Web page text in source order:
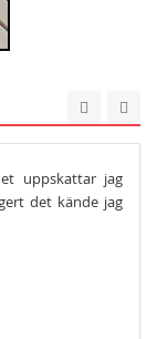
uppskattar jag
det kände jag